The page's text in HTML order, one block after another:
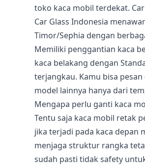
toko kaca mobil terdekat.
Car Glass Indonesia
Timor/Sephia dengan
Memiliki penggantian kaca
kaca belakang dengan
terjangkau. Kamu bisa
model lainnya hanya dari
Mengapa perlu ganti kaca
Tentu saja kaca mobil retak
jika terjadi pada kaca depan
menjaga struktur rangka
sudah pasti tidak safety